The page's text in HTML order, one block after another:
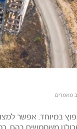
במאמרים
במיוחד. אפשר